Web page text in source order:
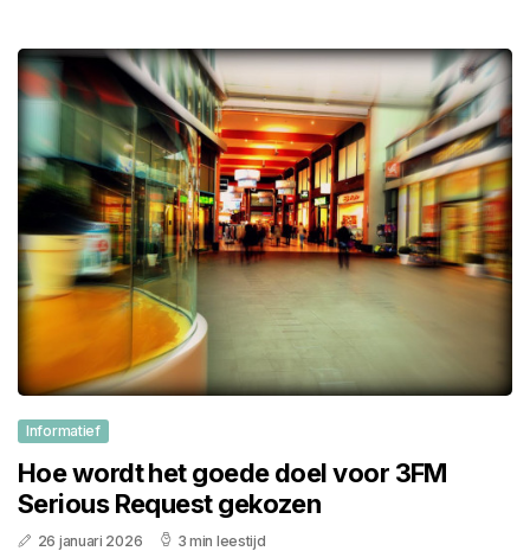
Informatief
Hoe wordt het goede doel voor 3FM
Serious Request gekozen
26 januari 2026 3 min leestijd